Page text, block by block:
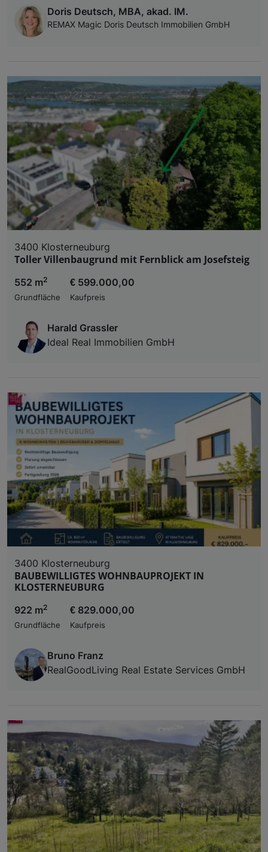
Doris Deutsch, MBA, akad. IM.
REMAX Magic Doris Deutsch Immobilien GmbH
3400 Klosterneuburg
Toller Villenbaugrund mit Fernblick am Josefsteig
552 m2
Grundfläche
€ 599.000,00
Kaufpreis
Harald Grassler
Ideal Real Immobilien GmbH
3400 Klosterneuburg
BAUBEWILLIGTES WOHNBAUPROJEKT IN
KLOSTERNEUBURG
922 m2
Grundfläche
€ 829.000,00
Kaufpreis
Bruno Franz
RealGoodLiving Real Estate Services GmbH